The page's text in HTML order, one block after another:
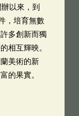
以來，到
，培育無數
多創新而獨
相互輝映。
美術的新
的果實。